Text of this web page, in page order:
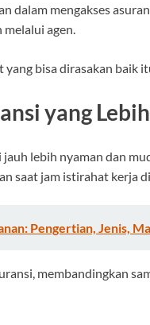
dalam mengakses
agen.
bisa dirasakan baik
yang
jauh lebih nyaman dan
saat jam istirahat kerja
Pengertian, Jenis,
membandingkan